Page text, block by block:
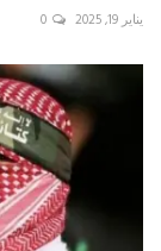
يناير 19, 2025 0